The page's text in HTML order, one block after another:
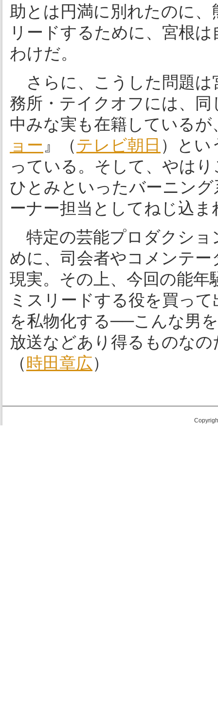
助とは円満に別れたのに
リードするために、宮根
わけだ。
さらに、こうした問題は
務所・テイクオフには、同
中みな実も在籍している
ョー 』（テレビ朝日 ）とい
っている。そして、やは
ひとみといったバーニン
ーナー担当としてねじ込
特定の芸能プロダクショ
めに、司会者やコメンテ
現実。その上、今回の能
ミスリードする役を買っ
を私物化する──こんな男
放送などあり得るものな
（時田章広）